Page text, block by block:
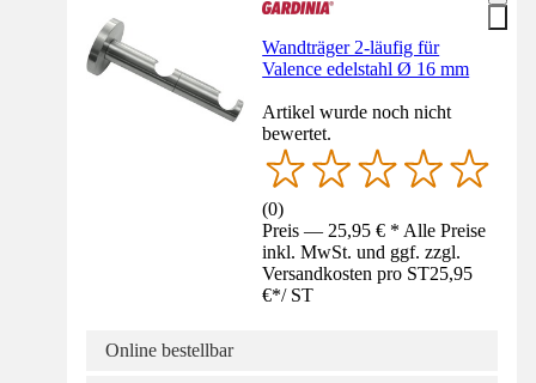
Wandträger 2-läufig für
Valence edelstahl Ø 16 mm
Artikel wurde noch nicht
bewertet.
(0)
Preis — 25,95 € * Alle Preise
inkl. MwSt. und ggf. zzgl.
Versandkosten pro ST25,95
€*/ ST
Online bestellbar